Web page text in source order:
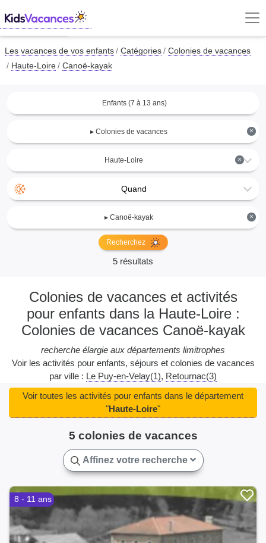
Les vacances de vos enfants Catégories
Colonies de vacances
Haute-Loire
Canoë-kayak
Enfants (7 à 13 ans)
×
▸ Colonies de vacances
×
Haute-Loire
Quand
×
▸ Canoë-kayak
Recherchez
5 résultats
Colonies de vacances et activités
pour enfants dans la Haute-Loire :
Colonies de vacances Canoë-kayak
recherche élargie aux départements limitrophes
Voir les activités pour enfants, séjours et colonies de vacances
par ville : Le Puy-en-Velay(1) Retournac(3)
5 colonies de vacances
Voir toutes les activités pour enfants dans le département
"Haute-Loire"
Affinez votre recherche
8 - 11 ans